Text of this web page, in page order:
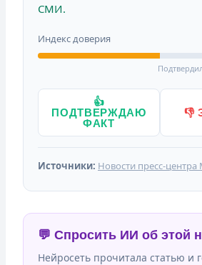
СМИ.
Индекс доверия
👍
ПОДТВЕРЖДАЮ
ФАКТ
👎
Источники: Новости пресс-
💬 Спросить ИИ об этой
Нейросеть прочитала статью и